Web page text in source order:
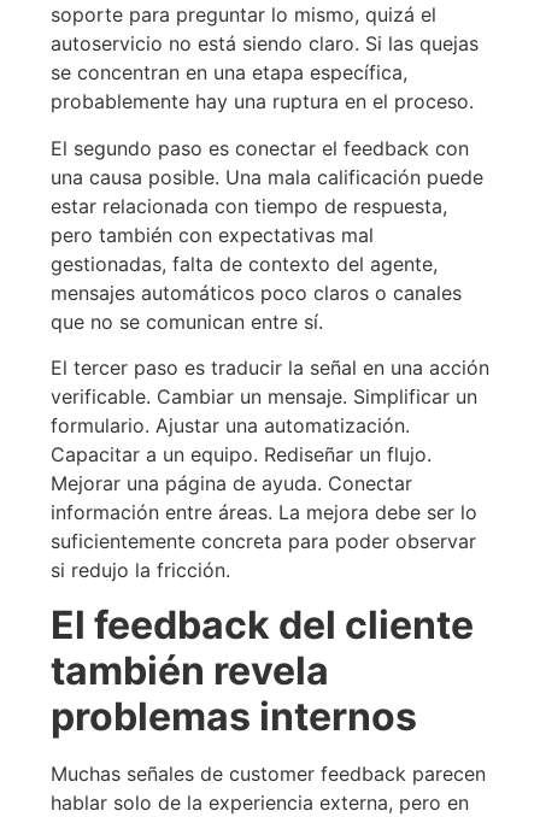
soporte para preguntar lo mismo, quizá el
autoservicio no está siendo claro. Si las quejas
se concentran en una etapa específica,
probablemente hay una ruptura en el proceso.
El segundo paso es conectar el feedback con
una causa posible. Una mala calificación puede
estar relacionada con tiempo de respuesta,
pero también con expectativas mal
gestionadas, falta de contexto del agente,
mensajes automáticos poco claros o canales
que no se comunican entre sí.
El tercer paso es traducir la señal en una acción
verificable. Cambiar un mensaje. Simplificar un
formulario. Ajustar una automatización.
Capacitar a un equipo. Rediseñar un flujo.
Mejorar una página de ayuda. Conectar
información entre áreas. La mejora debe ser lo
suficientemente concreta para poder observar
si redujo la fricción.
El feedback del cliente
también revela
problemas internos
Muchas señales de customer feedback parecen
hablar solo de la experiencia externa, pero en